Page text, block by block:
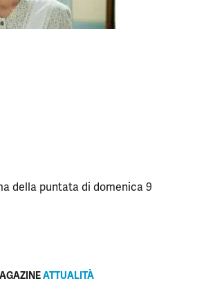
della puntata di domenica 9
ATTUALITÀ